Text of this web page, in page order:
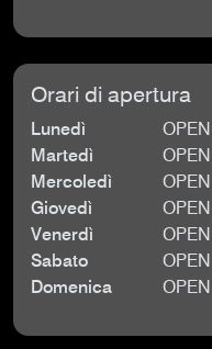
Orari di apertura
Lunedì
Martedì
Mercoledì
Giovedì
Venerdì
Sabato
Domenica